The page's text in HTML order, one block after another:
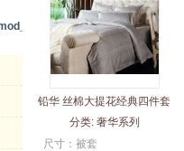
铅华 丝棉大提花经典四件套
分类: 奢华系列
尺寸：被套